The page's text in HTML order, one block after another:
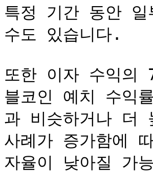
특정 기간 동안 일
수도 있습니다.
또한 이자 수익의
블코인 예치 수익
과 비슷하거나 더
사례가 증가함에
자율이 낮아질 가